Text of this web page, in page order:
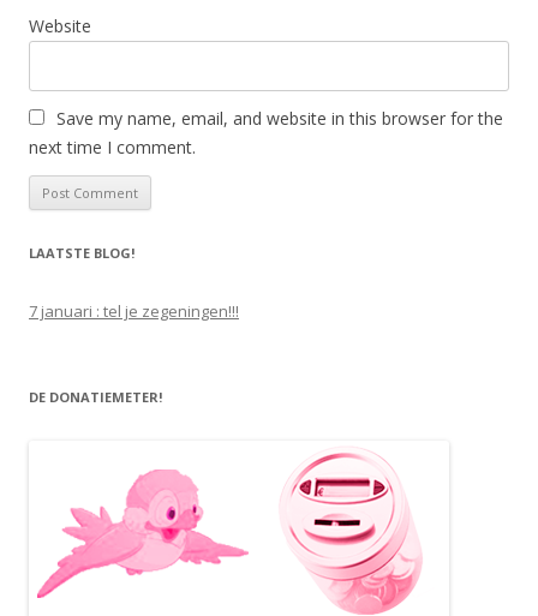
Website
Save my name, email, and website in this browser for the
next time I comment.
LAATSTE BLOG!
7 januari : tel je zegeningen!!!
DE DONATIEMETER!